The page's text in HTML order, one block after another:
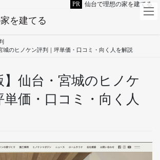
PR 仙台で理想の家を建てる
を建てる
城のヒノケン評判｜坪単価・口コミ・向く人を解説
】仙台・宮城のヒノケ
単価・口コミ・向く人